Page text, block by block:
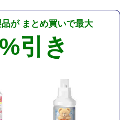
品が まとめ買いで最大
引き